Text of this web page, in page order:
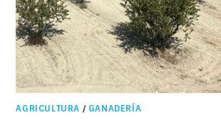
AGRICULTURA / GANADERÍA